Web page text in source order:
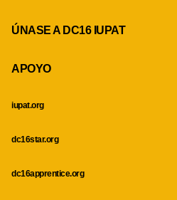
ÚNASE A DC16 IUPAT
APOYO
iupat.org
dc16star.org
dc16apprentice.org